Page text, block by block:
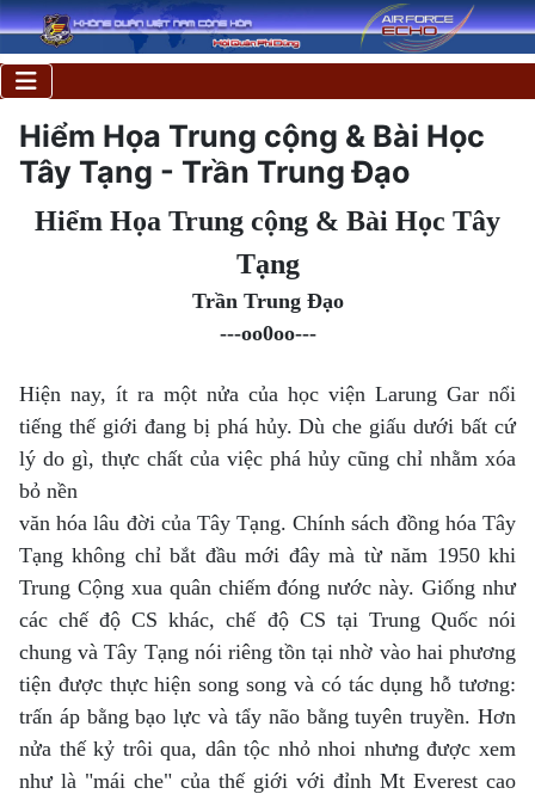
Hiểm Họa Trung cộng & Bài Học
Tây Tạng - Trần Trung Đạo
Hiểm Họa Trung cộng & Bài Học Tây
Tạng
Trần Trung Đạo
---oo0oo---
Hiện nay, ít ra một nửa của học viện Larung Gar nổi
tiếng thế giới đang bị phá hủy. Dù che giấu dưới bất cứ
lý do gì, thực chất của việc phá hủy cũng chỉ nhằm xóa
bỏ nền
văn hóa lâu đời của Tây Tạng.Chính sách đồng hóa Tây
Tạng không chỉ bắt đầu mới đây mà từ năm 1950 khi
Trung Cộng xua quân chiếm đóng nước này. Giống như
các chế độ CS khác, chế độ CS tại Trung Quốc nói
chung và Tây Tạng nói riêng tồn tại nhờ vào hai phương
tiện được thực hiện song song và có tác dụng hỗ tương:
trấn áp bằng bạo lực và tẩy não bằng tuyên truyền. Hơn
nửa thế kỷ trôi qua, dân tộc nhỏ nhoi nhưng được xem
như là "mái che" của thế giới với đỉnh Mt Everest cao